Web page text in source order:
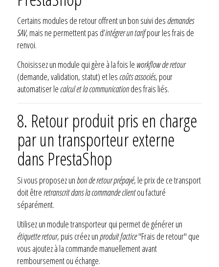
Certains modules de retour offrent un bon suivi des demandes
SAV, mais ne permettent pas d’intégrer un tarifpour les frais de
renvoi.
Choisissez un module qui gère à la fois le workflow de retour
(demande, validation, statut) et les coûts associés, pour
automatiser le calcul et la communicationdes frais liés.
8. Retour produit pris en charge
par un transporteur externe
dans PrestaShop
Si vous proposez un bon de retour prépayé, le prix de ce transport
doit être retranscrit dans la commande clientou facturé
séparément.
Utilisez un module transporteur qui permet de générer un
étiquette retour, puis créez unproduit factice"Frais de retour" que
vous ajoutez à la commande manuellement avant
remboursement ou échange.